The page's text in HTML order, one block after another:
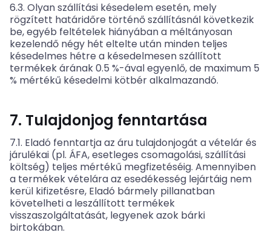
6.3. Olyan szállítási késedelem esetén, mely
rögzített határidőre történő szállításnál következik
be, egyéb feltételek hiányában a méltányosan
kezelendő négy hét eltelte után minden teljes
késedelmes hétre a késedelmesen szállított
termékek árának 0.5 %-ával egyenlő, de maximum 5
% mértékű késedelmi kötbér alkalmazandó.
7. Tulajdonjog fenntartása
7.1. Eladó fenntartja az áru tulajdonjogát a vételár és
járulékai (pl. ÁFA, esetleges csomagolási, szállítási
költség) teljes mértékű megfizetéséig. Amennyiben
a termékek vételára az esedékesség lejártáig nem
kerül kifizetésre, Eladó bármely pillanatban
követelheti a leszállított termékek
visszaszolgáltatását, legyenek azok bárki
birtokában.